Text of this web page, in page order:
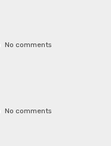
No comments
No comments